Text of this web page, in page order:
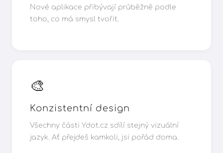
Nové aplikace přibývají průběžně podle
toho, co má smysl tvořit.
🎨
Konzistentní design
Všechny části Ydot.cz sdílí stejný vizuální
jazyk. Ať přejdeš kamkoli, jsi pořád doma.